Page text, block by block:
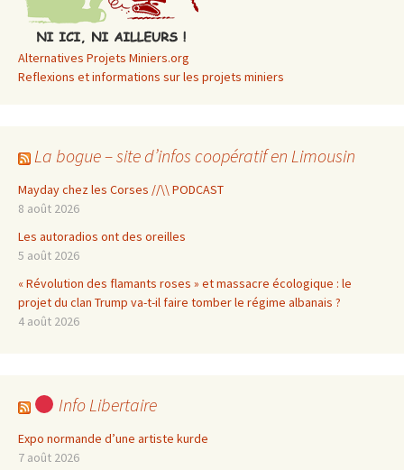
Alternatives Projets Miniers.org
Reflexions et informations sur les projets miniers
La bogue – site d’infos coopératif en Limousin
Mayday chez les Corses //\\ PODCAST
8 août 2026
Les autoradios ont des oreilles
5 août 2026
« Révolution des flamants roses » et massacre écologique : le
projet du clan Trump va-t-il faire tomber le régime albanais ?
4 août 2026
Info Libertaire
Expo normande d’une artiste kurde
7 août 2026